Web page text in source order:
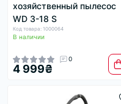
хозяйственный пылесос
WD 3-18 S
Код товара: 1000064
В наличии
0
4 999₴